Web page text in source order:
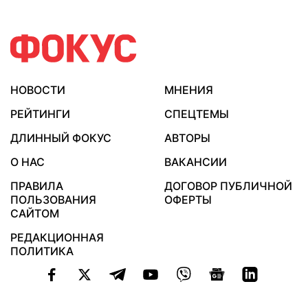
НОВОСТИ
МНЕНИЯ
РЕЙТИНГИ
СПЕЦТЕМЫ
ДЛИННЫЙ ФОКУС
АВТОРЫ
О НАС
ВАКАНСИИ
ПРАВИЛА
ПОЛЬЗОВАНИЯ
САЙТОМ
ДОГОВОР ПУБЛИЧНОЙ
ОФЕРТЫ
РЕДАКЦИОННАЯ
ПОЛИТИКА